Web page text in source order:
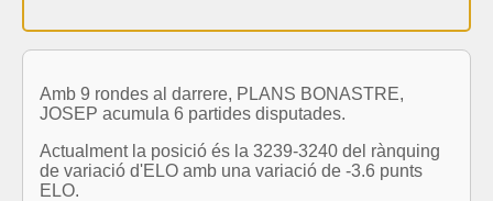
Amb 9 rondes al darrere, PLANS BONASTRE,
JOSEP acumula 6 partides disputades.
Actualment la posició és la 3239-3240 del rànquing
de variació d'ELO amb una variació de -3.6 punts
ELO.